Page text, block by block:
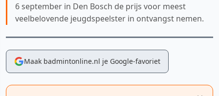
6 september in Den Bosch de prijs voor meest
veelbelovende jeugdspeelster in ontvangst nemen.
Maak badmintonline.nl je Google-favoriet